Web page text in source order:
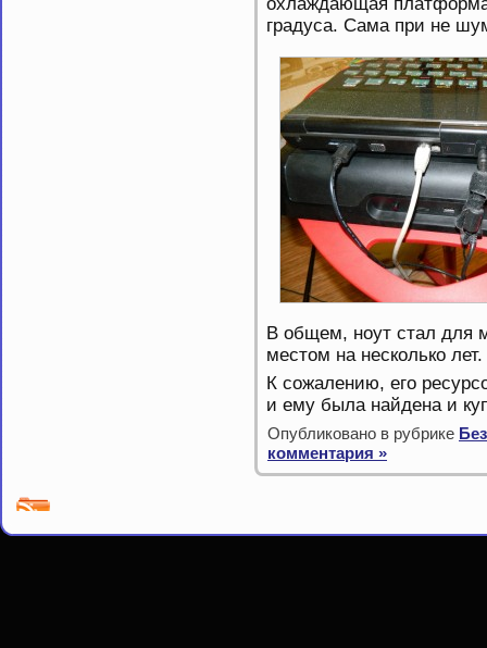
градуса. Сама при не
В общем, ноут стал для
местом на несколько лет.
К сожалению, его
и ему была найдена и
Опубликовано в рубрике
комментария »